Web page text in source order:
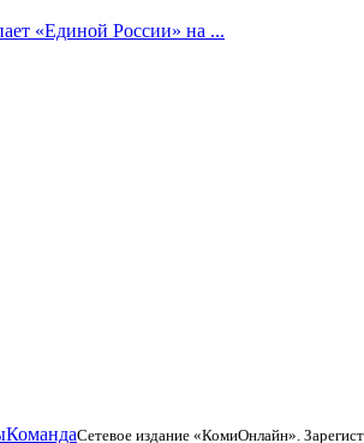
«Единой России» на ...
КомандаСетевое издание «КомиОнлайн».